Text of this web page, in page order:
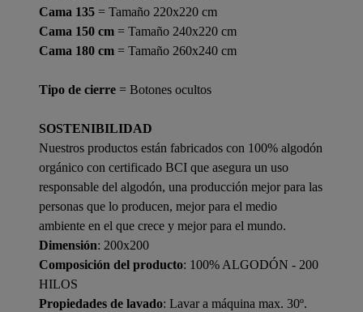
Cama 135 = Tamaño 220x220 cm
Cama 150 cm = Tamaño 240x220 cm
Cama 180 cm = Tamaño 260x240 cm
Tipo de cierre = Botones ocultos
SOSTENIBILIDAD
Nuestros productos están fabricados con 100% algodón
orgánico con certificado BCI que asegura un uso
responsable del algodón, una producción mejor para las
personas que lo producen, mejor para el medio
ambiente en el que crece y mejor para el mundo.
Dimensión: 200x200
Composición del producto: 100% ALGODÓN - 200
HILOS
Propiedades de lavado: Lavar a máquina max. 30º.